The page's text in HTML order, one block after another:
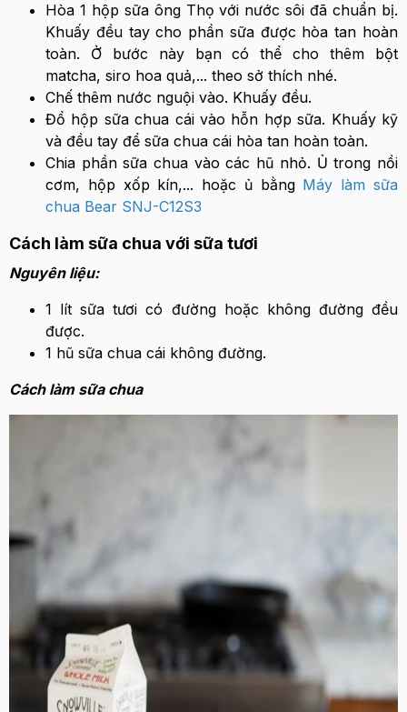
Hòa 1 hộp sữa ông Thọ với nước sôi đã chuẩn bị.
Khuấy đều tay cho phần sữa được hòa tan hoàn
toàn. Ở bước này bạn có thể cho thêm bột
matcha, siro hoa quả,... theo sở thích nhé.
Chế thêm nước nguội vào. Khuấy đều.
Đổ hộp sữa chua cái vào hỗn hợp sữa. Khuấy kỹ
và đều tay để sữa chua cái hòa tan hoàn toàn.
Chia phần sữa chua vào các hũ nhỏ. Ủ trong nồi
cơm, hộp xốp kín,... hoặc ủ bằng Máy làm sữa
chua Bear SNJ-C12S3
Cách làm sữa chua với sữa tươi
Nguyên liệu:
1 lít sữa tươi có đường hoặc không đường đều
được.
1 hũ sữa chua cái không đường.
Cách làm sữa chua